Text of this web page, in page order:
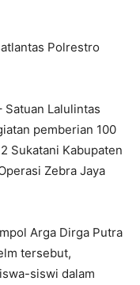
Polrestro
Satuan Lalulintas
pemberian 100
Sukatani Kabupaten
Zebra Jaya
Arga Dirga Putra
tersebut,
siswi dalam